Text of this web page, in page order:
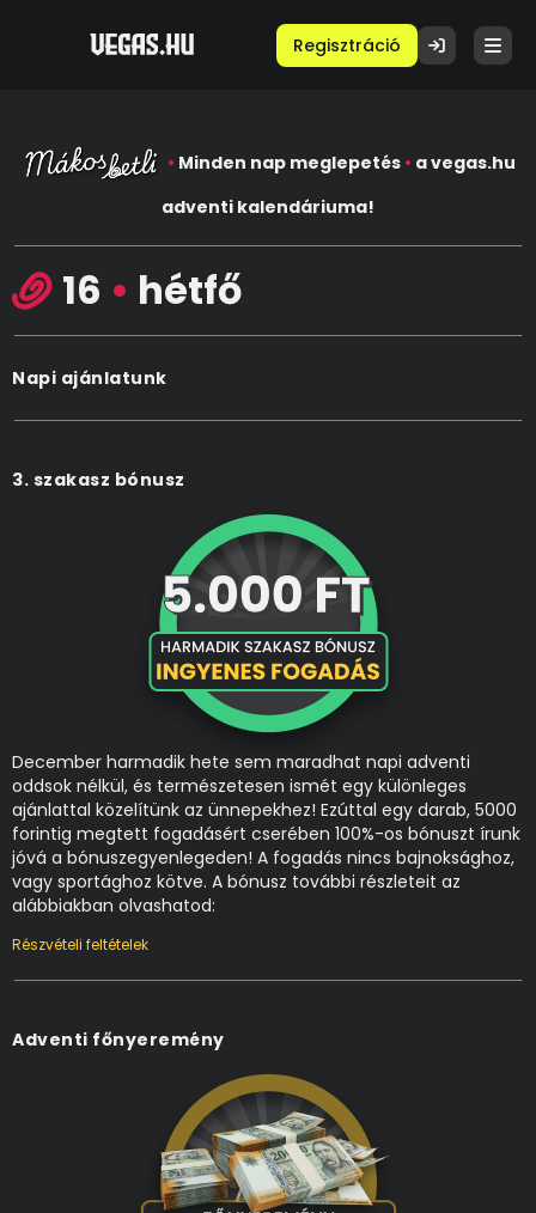
Regisztráció
• Minden nap meglepetés • a vegas.hu
adventi kalendáriuma!
16 • hétfő
Napi ajánlatunk
3. szakasz bónusz
December harmadik hete sem maradhat napi adventi
oddsok nélkül, és természetesen ismét egy különleges
ajánlattal közelítünk az ünnepekhez! Ezúttal egy darab, 5000
forintig megtett fogadásért cserében 100%-os bónuszt írunk
jóvá a bónuszegyenlegeden! A fogadás nincs bajnoksághoz,
vagy sportághoz kötve. A bónusz további részleteit az
alábbiakban olvashatod:
Részvételi feltételek
Adventi főnyeremény